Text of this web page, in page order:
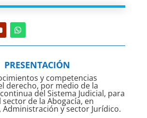
PRESENTACIÓN
y competencias
derecho, por medio de la
del Sistema Judicial, para
de la Abogacía, en
Administración y sector Jurídico.